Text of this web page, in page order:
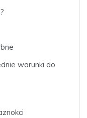
warunki do